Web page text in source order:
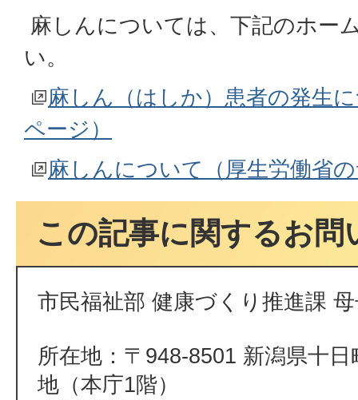
麻しんについては、下記のホー
い。
麻しん（はしか）患者の発生
ページ）
麻しんについて（厚生労働省
この記事に関するお問
市民福祉部 健康づくり推進課
所在地：〒948-8501 新潟県十
地（本庁1階）